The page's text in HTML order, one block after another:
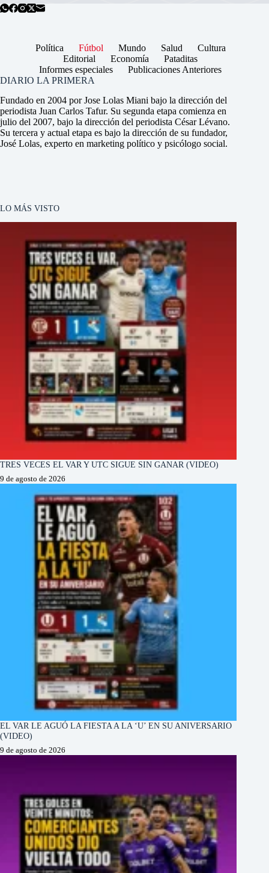
Política Fútbol Mundo Salud
Cultura
Editorial
Economía
Pataditas
Informes especiales
Publicaciones Anteriores
DIARIO LA PRIMERA
Fundado en 2004 por Jose Lolas Miani bajo la dirección del
periodista Juan Carlos Tafur. Su segunda etapa comienza en
julio del 2007, bajo la dirección del periodista César Lévano.
Su tercera y actual etapa es bajo la dirección de su fundador,
José Lolas, experto en marketing político y psicólogo social.
LO MÁS VISTO
TRES VECES EL VAR Y UTC SIGUE SIN GANAR (VIDEO)
9 de agosto de 2026
EL VAR LE AGUÓ LA FIESTA A LA ‘U’ EN SU ANIVERSARIO
(VIDEO)
9 de agosto de 2026